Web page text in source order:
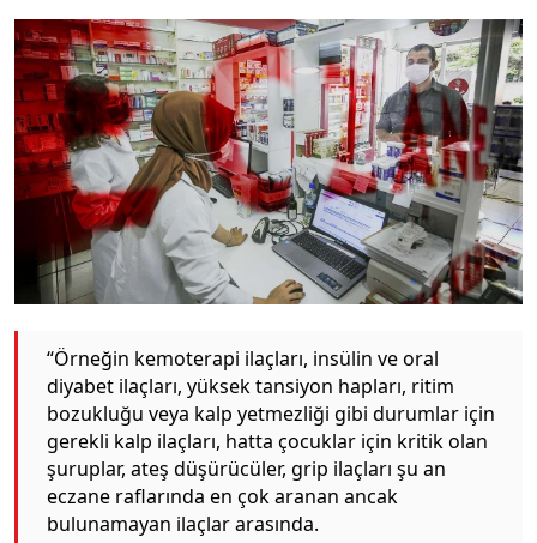
“Örneğin kemoterapi ilaçları, insülin ve oral
diyabet ilaçları, yüksek tansiyon hapları, ritim
bozukluğu veya kalp yetmezliği gibi durumlar için
gerekli kalp ilaçları, hatta çocuklar için kritik olan
şuruplar, ateş düşürücüler, grip ilaçları şu an
eczane raflarında en çok aranan ancak
bulunamayan ilaçlar arasında.